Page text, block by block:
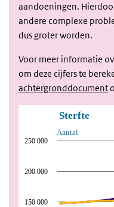
aandoeningen.
andere complexe
dus groter worden.
Voor meer informatie
om deze cijfers te
achtergronddocument
Aantal
Sterfte
150 000
200 000
250 000